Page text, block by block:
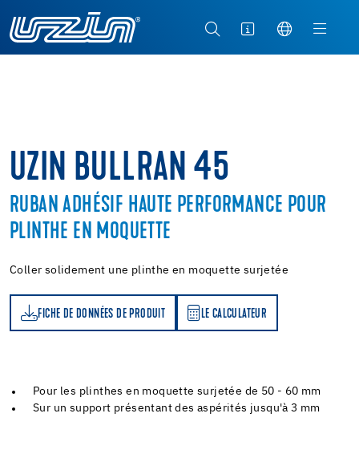
UZIN BULLRAN 45
RUBAN ADHÉSIF HAUTE PERFORMANCE POUR
PLINTHE EN MOQUETTE
Coller solidement une plinthe en moquette surjetée
FICHE DE DONNÉES DE PRODUIT LE CALCULATEUR
LE CALCULATEUR
Pour les plinthes en moquette surjetée de 50 - 60 mm
Sur un support présentant des aspérités jusqu'à 3 mm